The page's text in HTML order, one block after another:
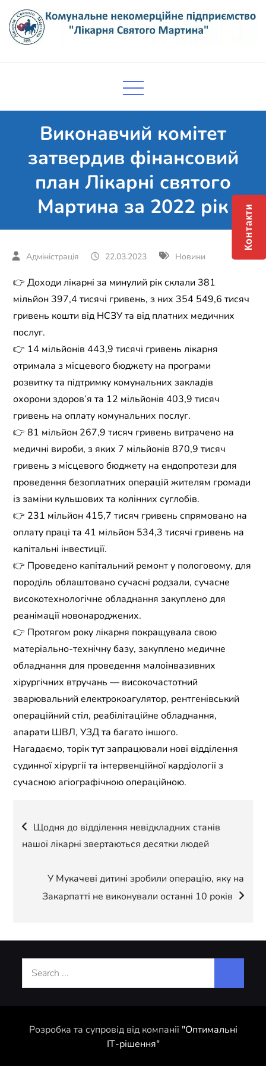
content
підприємство "Лікарня Святого
Виконавчий комітет
затвердив фінансовий
план Лікарні святого
Мартина за 2022 рік
22.03.2023 Новини
👉 Доходи лікарні за минулий рік склали 381
мільйон 397,4 тисячі гривень, з них 354 549,6 тисяч
гривень кошти від НСЗУ та від платних медичних
послуг.
👉 14 мільйонів 443,9 тисячі гривень лікарня
отримала з місцевого бюджету на програми
розвитку та підтримку комунальних закладів
охорони здоров’я та 12 мільйонів 403,9 тисяч
гривень на оплату комунальних послуг.
👉 81 мільйон 267,9 тисяч гривень витрачено на
медичні вироби, з яких 7 мільйонів 870,9 тисяч
гривень з місцевого бюджету на ендопротези для
проведення безоплатних операцій жителям громади
із заміни кульшових та колінних суглобів.
👉 231 мільйон 415,7 тисяч гривень спрямовано на
оплату праці та 41 мільйон 534,3 тисячі гривень на
капітальні інвестиції.
👉 Проведено капітальний ремонт у пологовому, для
породіль облаштовано сучасні родзали, сучасне
високотехнологічне обладнання закуплено для
реанімації новонароджених.
👉 Протягом року лікарня покращувала свою
матеріально-технічну базу, закуплено медичне
обладнання для проведення малоінвазивних
хірургічних втручань — високочастотний
зварювальний електрокоагулятор, рентгенівський
операційний стіл, реабілітаційне обладнання,
апарати ШВЛ, УЗД та багато іншого.
Нагадаємо, торік тут запрацювали нові відділення
судинної хірургії та інтервенційної кардіології з
сучасною агіографічною операційною.
Навігація
записів
Щодня до відділення невідкладних станів
нашої лікарні звертаються десятки людей
У Мукачеві дитині зробили операцію, яку на
Закарпатті не виконували останні 10 років
Search
Розробка та супровід від компанії "Оптимальні
ІТ-рішення"
Контакти